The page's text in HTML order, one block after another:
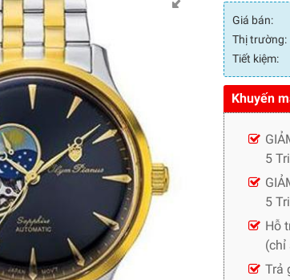
Giá bán:
Thị trường:
Tiết kiệm:
Khuyến
5
5
Hỗ
(chỉ
Trả